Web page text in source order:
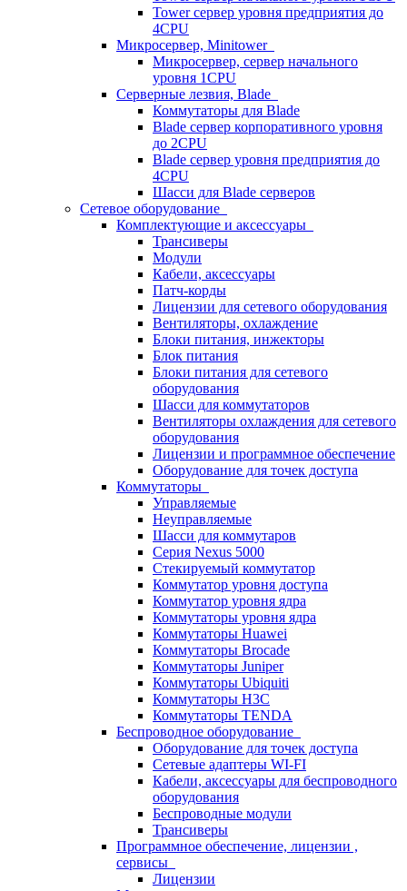
Tower сервер уровня предприятия до
4CPU
Микросервер, Minitower
Микросервер, сервер начального
уровня 1CPU
Серверные лезвия, Blade
Коммутаторы для Blade
Blade сервер корпоративного уровня
до 2CPU
Blade сервер уровня предприятия до
4CPU
Шасси для Blade серверов
Сетевое оборудование
Комплектующие и аксессуары
Трансиверы
Модули
Кабели, аксессуары
Патч-корды
Лицензии для сетевого оборудования
Вентиляторы, охлаждение
Блоки питания, инжекторы
Блок питания
Блоки питания для сетевого
оборудования
Шасси для коммутаторов
Вентиляторы охлаждения для сетевого
оборудования
Лицензии и программное обеспечение
Оборудование для точек доступа
Коммутаторы
Управляемые
Неуправляемые
Шасси для коммутаров
Серия Nexus 5000
Стекируемый коммутатор
Коммутатор уровня доступа
Коммутатор уровня ядра
Коммутаторы уровня ядра
Коммутаторы Huawei
Коммутаторы Brocade
Коммутаторы Juniper
Коммутаторы Ubiquiti
Коммутаторы H3C
Коммутаторы TENDA
Беспроводное оборудование
Оборудование для точек доступа
Сетевые адаптеры WI-FI
Кабели, аксессуары для беспроводного
оборудования
Беспроводные модули
Трансиверы
Программное обеспечение, лицензии ,
сервисы
Лицензии